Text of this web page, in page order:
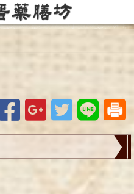
FacebookGoogle+TwitterLine